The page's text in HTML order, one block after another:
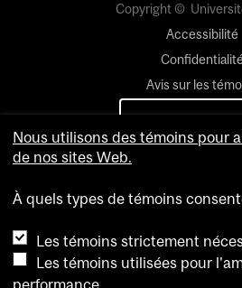
Copyright ©
Accessibilité
Confidentialité
Avis sur les
Nous utilisons des témoins pour
de nos sites Web.
À quels types de témoins
Les témoins strictement
Les témoins utilisées pour
performance